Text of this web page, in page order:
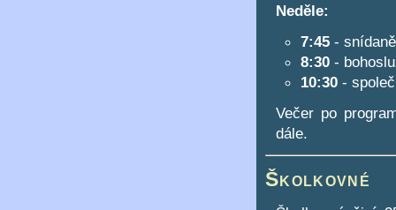
Neděle:
7:45 - snídaně
8:30 -
10:30 -
Večer po
dále.
Školkovné